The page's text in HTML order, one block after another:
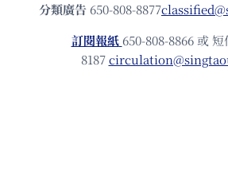
分類廣告 650-808-8877
訂閱報紙 650-808-8866 或
8187